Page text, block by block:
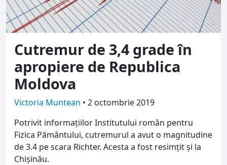
Cutremur de 3,4 grade în
apropiere de Republica
Moldova
Victoria Muntean • 2 octombrie 2019
Potrivit informațiilor Institutului român pentru
Fizica Pământului, cutremurul a avut o magnitudine
de 3.4 pe scara Richter. Acesta a fost resimțit și la
Chișinău.